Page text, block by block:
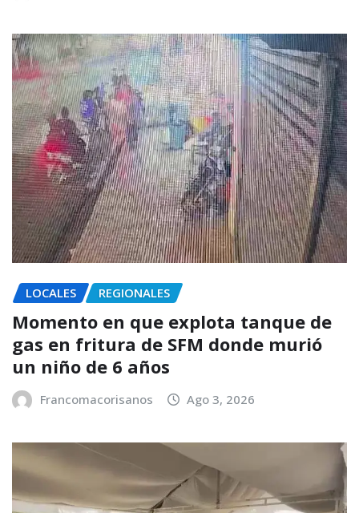
LOCALES REGIONALES
Momento en que explota tanque de
gas en fritura de SFM donde murió
un niño de 6 años
Francomacorisanos Ago 3, 2026